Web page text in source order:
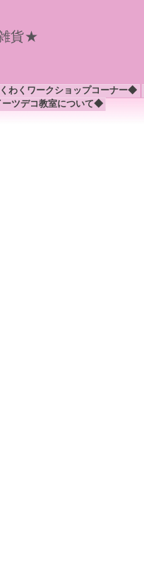
貨★
わくワークショップコーナー◆
ツデコ教室について◆